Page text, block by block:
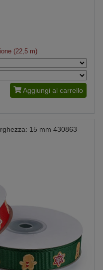
(22,5 m)
Aggiungi al carrello
15 mm 430863